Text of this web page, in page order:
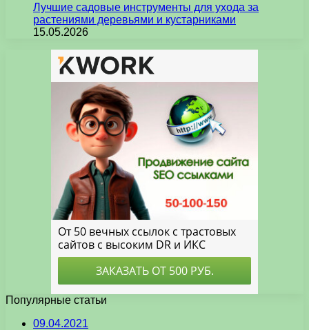
Лучшие садовые инструменты для ухода за
растениями деревьями и кустарниками
15.05.2026
Популярные статьи
09.04.2021